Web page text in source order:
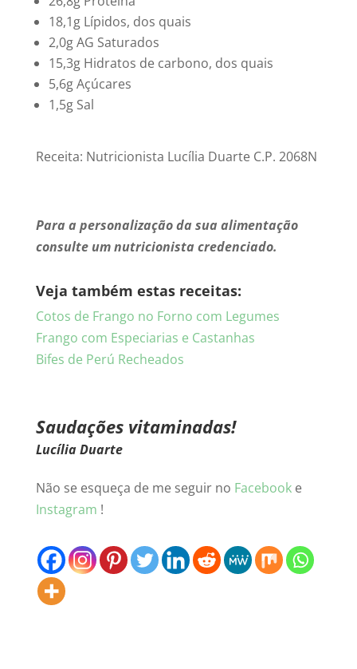
18,1g Lípidos, dos quais
2,0g AG Saturados
15,3g Hidratos de carbono, dos quais
5,6g Açúcares
1,5g Sal
Receita: Nutricionista Lucília Duarte C.P. 2068N
Para a personalização da sua alimentação
consulte um nutricionista credenciado.
Veja também estas receitas:
Cotos de Frango no Forno com Legumes
Frango com Especiarias e Castanhas
Bifes de Perú Recheados
Saudações vitaminadas!
Lucília Duarte
Não se esqueça de me seguir no Facebooke
Instagram !